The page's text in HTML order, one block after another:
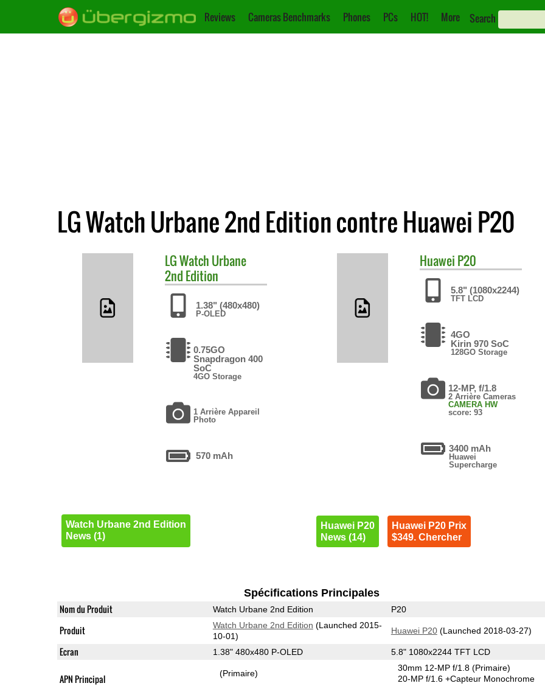
Reviews Cameras Benchmarks Phones PCs HOT! More Search
LG Watch Urbane 2nd Edition contre Huawei P20
LGWatch Urbane
2nd Edition
1.38" (480x480)
P-OLED
0.75GO
Snapdragon 400
SoC
4GO Storage
1 Arrière Appareil
Photo
570 mAh
Watch Urbane 2nd Edition
News (1)
Huawei P20
5.8" (1080x2244)
TFT LCD
4GO
Kirin 970 SoC
128GO Storage
12-MP, f/1.8
2 Arrière Cameras
CAMERA HW
score: 93
3400 mAh
Huawei
Supercharge
Huawei P20
News (14)
Huawei P20 Prix
$349. Chercher
Spécifications Principales
Nom du Produit Watch Urbane 2nd Edition P20
Produit Watch Urbane 2nd Edition (Launched 2015-
10-01)
Huawei P20(Launched 2018-03-27)
Ecran 1.38" 480x480 P-OLED 5.8" 1080x2244 TFT LCD
APN Principal (Primaire)
30mm 12-MP f/1.8(Primaire)
20-MP f/1.6+Capteur Monochrome